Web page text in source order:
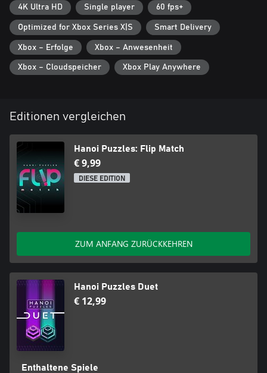
4K Ultra HD Single player 60 fps+
Optimized for Xbox Series X|S Smart Delivery
Xbox – Erfolge Xbox – Anwesenheit
Xbox – Cloudspeicher Xbox Play Anywhere
Editionen vergleichen
Hanoi Puzzles: Flip Match
€ 9,99
DIESE EDITION
ZUM ANFANG ZURÜCKKEHREN
Hanoi Puzzles Duet
€ 12,99
Enthaltene Spiele